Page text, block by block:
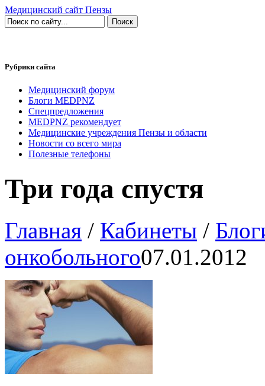
Медицинский сайт Пензы
Рубрики сайта
Медицинский форум
Блоги MEDPNZ
Спецпредложения
MEDPNZ рекомендует
Медицинские учреждения Пензы и области
Новости со всего мира
Полезные телефоны
Три года спустя
Главная / Кабинеты /
онкобольного07.01.2012